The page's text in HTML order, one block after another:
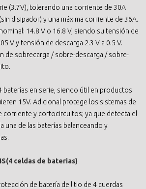
(3.7V), tolerando una corriente de 30A
disipador) y una máxima corriente de 36A.
14.8 V o 16.8 V, siendo su tensión de
V y tensión de descarga 2.3 V a 0.5 V.
de sobrecarga / sobre-descarga / sobre-
baterías en serie, siendo útil en productos
15V. Adicional protege los sistemas de
corriente y cortocircuitos; ya que detecta el
una de las baterías balanceando y
celdas de baterias)
de batería de litio de 4 cuerdas